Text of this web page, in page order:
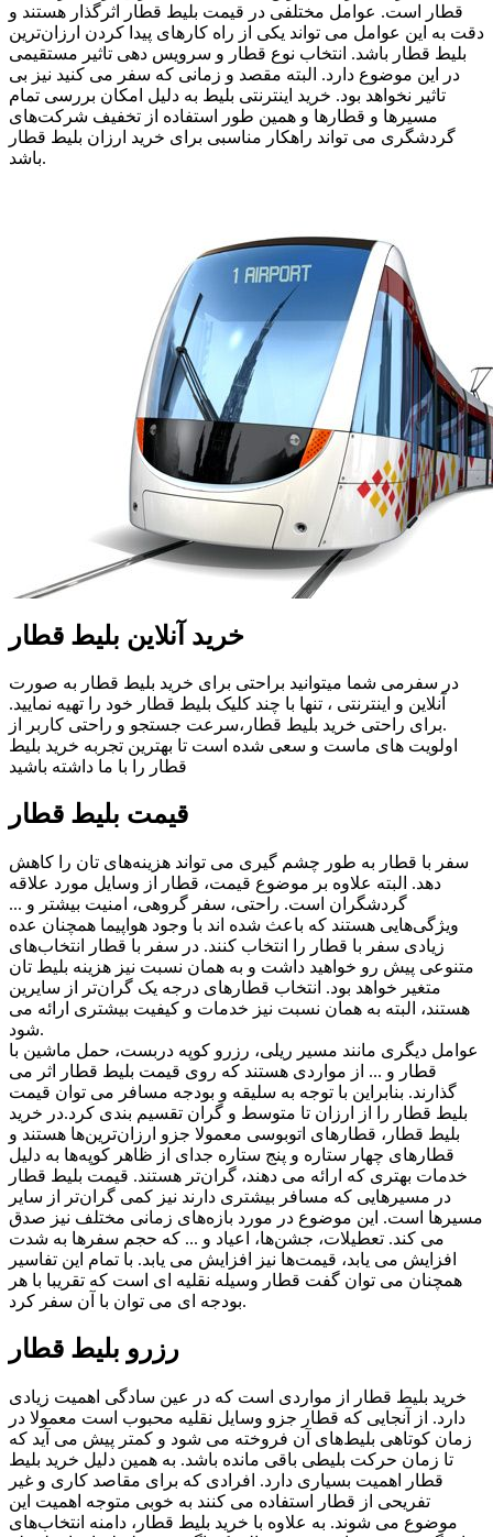
قطار است. عوامل مختلفی در قیمت بلیط قطار اثرگذار هستند و
دقت به این عوامل می تواند یکی از راه کارهای پیدا کردن ارزان‌‌ترین
بلیط قطار باشد. انتخاب نوع قطار و سرویس دهی تاثیر مستقیمی
در این موضوع دارد. البته مقصد و زمانی که سفر می کنید نیز بی
تاثیر نخواهد بود. خرید اینترنتی بلیط به دلیل امکان بررسی تمام
مسیرها و قطارها و همین طور استفاده از تخفیف شرکت‌های
گردشگری می تواند راهکار مناسبی برای خرید ارزان بلیط قطار
باشد.
خرید آنلاین بلیط قطار
در سفرمی شما میتوانید براحتی برای خرید بلیط قطار به صورت
آنلاین و اینترنتی ، تنها با چند کلیک بلیط قطار خود را تهیه نمایید.
.برای راحتی خرید بلیط قطار،سرعت جستجو و راحتی کاربر از
اولویت های ماست و سعی شده است تا بهترین تجربه خرید بلیط
قطار را با ما داشته باشید
قیمت بلیط قطار
سفر با قطار به طور چشم گیری می تواند هزینه‌های تان را کاهش
دهد. البته علاوه بر موضوع قیمت، قطار از وسایل مورد علاقه
گردشگران است. راحتی، سفر گروهی، امنیت بیشتر و ...
ویژگی‌هایی هستند که باعث شده اند با وجود هواپیما همچنان عده
زیادی سفر با قطار را انتخاب کنند. در سفر با قطار انتخاب‌های
متنوعی پیش رو خواهید داشت و به همان نسبت نیز هزینه بلیط تان
متغیر خواهد بود. انتخاب قطارهای درجه یک گران‌‌تر از سایرین
هستند، البته به همان نسبت نیز خدمات و کیفیت بیشتری ارائه می
شود.
عوامل دیگری مانند مسیر ریلی، رزرو کوپه دربست، حمل ماشین با
قطار و ... از مواردی هستند که روی قیمت بلیط قطار اثر می
گذارند. بنابراین با توجه به سلیقه و بودجه مسافر می توان قیمت
بلیط قطار را از ارزان تا متوسط و گران تقسیم بندی کرد.در خرید
بلیط قطار، قطارهای اتوبوسی معمولا جزو ارزان‌‌ترین‌ها هستند و
قطارهای چهار ستاره و پنج ستاره جدای از ظاهر کوپه‌ها به دلیل
خدمات بهتری که ارائه می دهند، گران‌تر هستند. قیمت بلیط قطار
در مسیرهایی که مسافر بیشتری دارند نیز کمی گران‌‌تر از سایر
مسیر‌ها است. این موضوع در مورد بازه‌های زمانی مختلف نیز صدق
می کند. تعطیلات، جشن‌ها، اعیاد و ... که حجم سفرها به شدت
افزایش می یابد، قیمت‌ها نیز افزایش می یابد. با تمام این تفاسیر
همچنان می توان گفت قطار وسیله نقلیه ای است که تقریبا با هر
بودجه ای می توان با آن سفر کرد.
رزرو بلیط قطار
خرید بلیط قطار از مواردی است که در عین سادگی اهمیت زیادی
دارد. از آنجایی که قطار جزو وسایل نقلیه محبوب است معمولا در
زمان کوتاهی بلیط‌های آن فروخته می شود و کمتر پیش می آید که
تا زمان حرکت بلیطی باقی مانده باشد. به همین دلیل خرید بلیط
قطار اهمیت بسیاری دارد. افرادی که برای مقاصد کاری و غیر
تفریحی از قطار استفاده می کنند به خوبی متوجه اهمیت این
موضوع می شوند. به علاوه با خرید بلیط قطار، دامنه انتخاب‌های